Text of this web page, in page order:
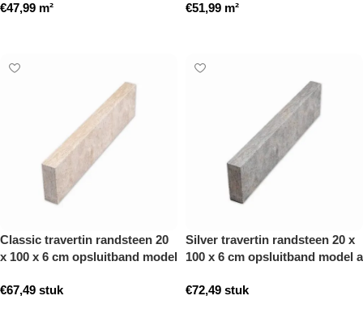
€47,99 m²
€51,99 m²
Classic travertin randsteen 20
x 100 x 6 cm opsluitband model
€67,49 stuk
Silver travertin randsteen 20 x
100 x 6 cm opsluitband model a
€72,49 stuk